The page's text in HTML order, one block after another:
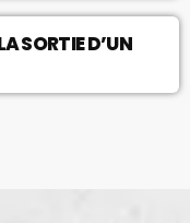
SORTIE D’UN